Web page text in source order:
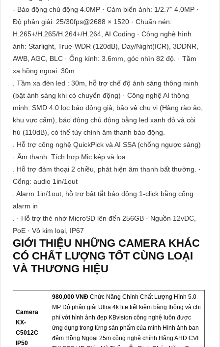
- Báo động chủ động 4.0MP · Cảm biến ảnh: 1/2.7” 4.0MP ·
Độ phân giải: 25/30fps@2688 × 1520 · Chuẩn nén:
H.265+/H.265/H.264+/H.264, AI Coding · Công nghệ hình
ảnh: Starlight, True-WDR (120dB), Day/Night(ICR), 3DDNR,
AWB, AGC, BLC · Ống kính: 3.6mm, góc nhìn 82 độ. · Tầm
xa hồng ngoại: 30m
. Tầm xa đèn led : 30m, hỗ trợ chế độ ánh sáng thông minh
(bật ánh sáng khi có chuyển động) · Công nghệ AI thông
minh: SMD 4.0 lọc báo động giả, bảo vệ chu vi (Hàng rào ảo,
khu vực cấm), báo động chủ động bằng led xanh đỏ và còi
hú (110dB), có thể tùy chỉnh âm thanh báo động.
. Hỗ trợ công nghệ QuickPick và AI SSA (chống ngược sáng)
· Âm thanh: Tích hợp Mic kép và loa
. Hỗ trợ đàm thoại 2 chiều, phát hiện âm thanh bất thường. ·
Cổng: audio 1in/1out
. Alarm 1in/1out, hỗ trợ bật tắt báo động 1-click bằng cổng
alarm in
. · Hỗ trợ thẻ nhớ MicroSD lên đến 256GB · Nguồn 12vDC,
PoE · Vỏ kim loại, IP67
GIỚI THIỆU NHỮNG CAMERA KHÁC
CÓ CHẤT LƯỢNG TỐT CÙNG LOẠI
VÀ THƯƠNG HIỆU
Camera
KX-
C5012C
IP50
980,000 VNĐ Chức Năng Chính Chất Lượng Hình 5.0
MP Độ phân giải Ultra 4k lite tiết kiệm băng thông và chi
phí với hình ảnh đẹp KBvision công nghệ luôn được
ứng dụng trong từng sản phẩm của mình Hình ảnh ban
đêm Hồng Ngoại 25m công nghệ chính Hãng AHD CVI